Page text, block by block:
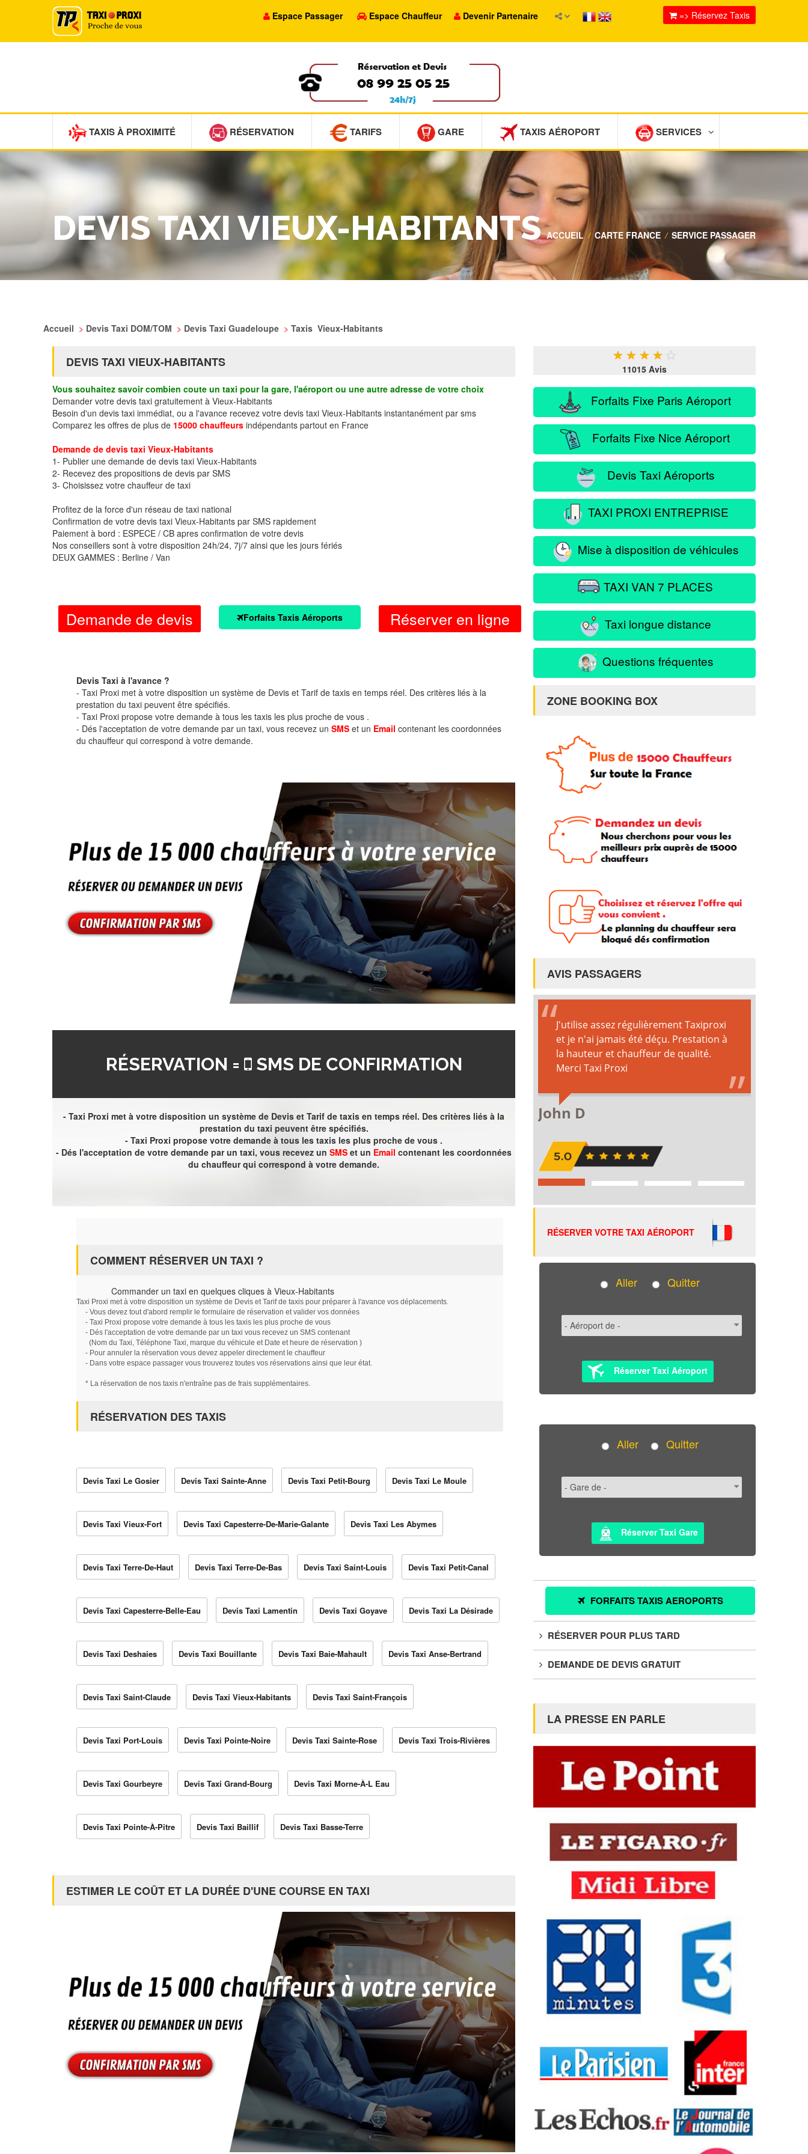
Espace Passager Espace Chauffeur Devenir Partenaire => Réservez Taxis
TAXIS À PROXIMITÉ RÉSERVATION TARIFS GARE TAXIS AÉROPORT SERVICES
DEVIS TAXI VIEUX-HABITANTS ACCUEIL / CARTE FRANCE / SERVICE PASSAGER
Accueil > Devis Taxi DOM/TOM > Devis Taxi Guadeloupe > Taxis Vieux-Habitants
DEVIS TAXI VIEUX-HABITANTS
Vous souhaitez savoir combien coute un taxi pour la gare, l'aéroport ou une autre adresse de votre choix
Demander votre devis taxi gratuitement à Vieux-Habitants
Besoin d'un devis taxi immédiat, ou a l'avance recevez votre devis taxi Vieux-Habitants instantanément par sms
Comparez les offres de plus de 15000 chauffeurs indépendants partout en France
Demande de devis taxi Vieux-Habitants
1- Publier une demande de devis taxi Vieux-Habitants
2- Recevez des propositions de devis par SMS
3- Choisissez votre chauffeur de taxi
Profitez de la force d'un réseau de taxi national
Confirmation de votre devis taxi Vieux-Habitants par SMS rapidement
Paiement à bord : ESPECE / CB apres confirmation de votre devis
Nos conseillers sont à votre disposition 24h/24, 7j/7 ainsi que les jours fériés
DEUX GAMMES : Berline / Van
Demande de devis Forfaits Taxis Aéroports Réserver en ligne
Devis Taxi à l'avance ?
- Taxi Proxi met à votre disposition un système de Devis et Tarif de taxis en temps réel. Des critères liés à la
prestation du taxi peuvent être spécifiés.
- Taxi Proxi propose votre demande à tous les taxis les plus proche de vous .
- Dés l'acceptation de votre demande par un taxi, vous recevez un SMS et un Email contenant les coordonnées
du chauffeur qui correspond à votre demande.
RÉSERVATION = SMS DE CONFIRMATION
- Taxi Proxi met à votre disposition un système de Devis et Tarif de taxis en temps réel. Des critères liés à la
prestation du taxi peuvent être spécifiés.
- Taxi Proxi propose votre demande à tous les taxis les plus proche de vous .
- Dés l'acceptation de votre demande par un taxi, vous recevez un SMS et un Email contenant les coordonnées
du chauffeur qui correspond à votre demande.
COMMENT RÉSERVER UN TAXI ?
Commander un taxi en quelques cliques à Vieux-Habitants
Taxi Proxi met à votre disposition un système de Devis et Tarif de taxis pour préparer à l'avance vos déplacements.
- Vous devez tout d'abord remplir le formulaire de réservation et valider vos données
- Taxi Proxi propose votre demande à tous les taxis les plus proche de vous
- Dés l'acceptation de votre demande par un taxi vous recevez un SMS contenant
(Nom du Taxi, Téléphone Taxi, marque du véhicule et Date et heure de réservation )
- Pour annuler la réservation vous devez appeler directement le chauffeur
- Dans votre espace passager vous trouverez toutes vos réservations ainsi que leur état.
* La réservation de nos taxis n'entraîne pas de frais supplémentaires.
RÉSERVATION DES TAXIS
Devis Taxi Le Gosier Devis Taxi Sainte-Anne Devis Taxi Petit-Bourg Devis Taxi Le Moule
Devis Taxi Vieux-Fort Devis Taxi Capesterre-De-Marie-Galante Devis Taxi Les Abymes
Devis Taxi Terre-De-Haut Devis Taxi Terre-De-Bas Devis Taxi Saint-Louis Devis Taxi Petit-Canal
Devis Taxi Capesterre-Belle-Eau Devis Taxi Lamentin Devis Taxi Goyave Devis Taxi La Désirade
Devis Taxi Deshaies Devis Taxi Bouillante Devis Taxi Baie-Mahault Devis Taxi Anse-Bertrand
Devis Taxi Saint-Claude Devis Taxi Vieux-Habitants Devis Taxi Saint-François
Devis Taxi Port-Louis Devis Taxi Pointe-Noire Devis Taxi Sainte-Rose Devis Taxi Trois-Rivières
Devis Taxi Gourbeyre Devis Taxi Grand-Bourg Devis Taxi Morne-À-L Eau
Devis Taxi Pointe-À-Pitre Devis Taxi Baillif Devis Taxi Basse-Terre
ESTIMER LE COÛT ET LA DURÉE D'UNE COURSE EN TAXI
★ ★ ★ ★ ★
11015 Avis
Forfaits Fixe Paris Aéroport
Forfaits Fixe Nice Aéroport
Devis Taxi Aéroports
TAXI PROXI ENTREPRISE
Mise à disposition de véhicules
TAXI VAN 7 PLACES
Taxi longue distance
Questions fréquentes
ZONE BOOKING BOX
AVIS PASSAGERS
RÉSERVER VOTRE TAXI AÉROPORT
Aller Quitter
Réserver Taxi Aéroport
Aller Quitter
Réserver Taxi Gare
FORFAITS TAXIS AEROPORTS
RÉSERVER POUR PLUS TARD
DEMANDE DE DEVIS GRATUIT
LA PRESSE EN PARLE